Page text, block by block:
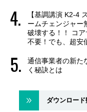
【基調講演 K2-4
ームチェンジャー
破壊する！！ コ
不要！でも、超
通信事業者の新
く秘訣とは
ダウンロー